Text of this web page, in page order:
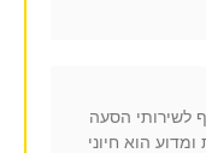
לשירותי הסעה
הוא חיוני